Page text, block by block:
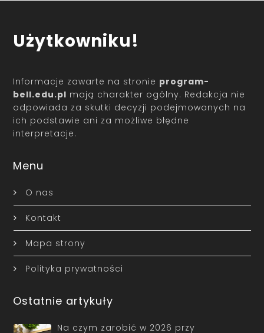
Użytkowniku!
Informacje zawarte na stronie program-
bell.edu.pl mają charakter ogólny. Redakcja nie
odpowiada za skutki decyzji podejmowanych na
ich podstawie ani za możliwe błędne
interpretacje.
Menu
O nas
Kontakt
Mapa strony
Polityka prywatności
Ostatnie artykuły
Na czym zarobić w 2026 przy